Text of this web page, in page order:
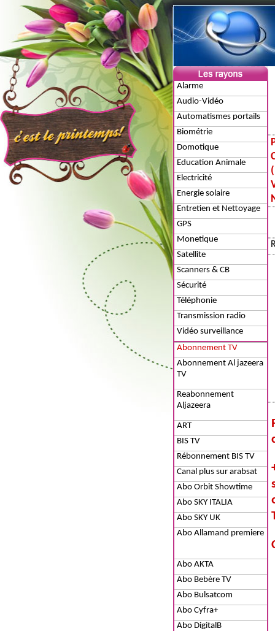
Alarme
Audio-Vidéo
Automatismes portails
Biométrie
Domotique
Education Animale
Electricité
Energie solaire
Entretien et Nettoyage
GPS
Monetique
Satellite
Scanners & CB
Sécurité
Téléphonie
Transmission radio
Vidéo surveillance
Abonnement TV
Abonnement Al jazeera
TV
Reabonnement
Aljazeera
ART
BIS TV
Rébonnement BIS TV
Canal plus sur arabsat
Abo Orbit Showtime
Abo SKY ITALIA
Abo SKY UK
Abo Allamand premiere
Abo AKTA
Abo Bebère TV
Abo Bulsatcom
Abo Cyfra+
Abo DigitalB